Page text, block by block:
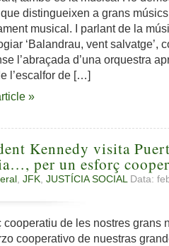
distingueixen a grans
musical. I parlant de la
‘Balandrau, vent salvatge’,
l’abraçada d’una orquestra
l’escalfor de […]
»
Kennedy visita
per un esforç
JFK JUSTÍCIA SOCIAL Data:
cooperatiu de les nostres
cooperativo de nuestras